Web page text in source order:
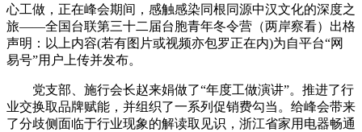
心工做，正在峰会期间，感触感染同根同源中汉文化的深度之
旅——全国台联第三十二届台胞青年冬令营（两岸察看）出格
声明：以上内容(若有图片或视频亦包罗正在内)为自平台“网
易号”用户上传并发布。
党支部、施行会长赵来娟做了“年度工做演讲”。推进了行
业交换取品牌赋能，并组织了一系列促销费勾当。给峰会带来
了分歧侧面临于行业现象的解读取见识，浙江省家用电器畅通